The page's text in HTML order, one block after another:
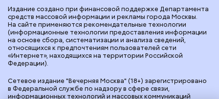
Сетевое издание "Вечерняя Москва" (18+) зарегистрировано
в Федеральной службе по надзору в сфере связи,
информационных технологий и массовых коммуникаций
Издание создано при финансовой поддержке Департамента
средств массовой информации и рекламы города Москвы.
На сайте применяются рекомендательные технологии
(информационные технологии предоставления информации
на основе сбора, систематизации и анализа сведений,
относящихся к предпочтениям пользователей сети
«Интернет», находящихся на территории Российской
Федерации).